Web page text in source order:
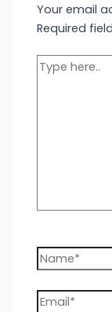
Your email
Required
Type
Name*
Email*